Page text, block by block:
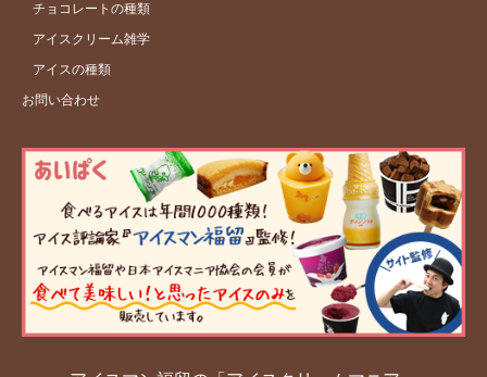
チョコレートの種類
アイスクリーム雑学
アイスの種類
お問い合わせ